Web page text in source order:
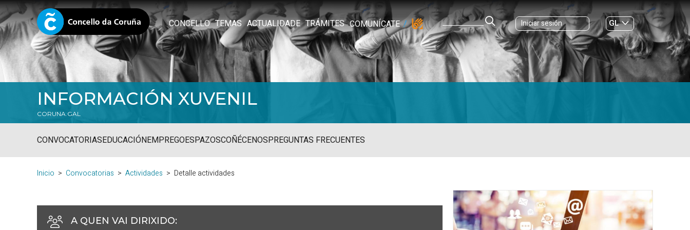
CONCELLO TEMAS ACTUALIDADE TRÁMITES COMUNÍCATE Iniciar sesión
GL
ES|
INFORMACIÓN XUVENIL
CORUNA.GAL
CONVOCATORIASEDUCACIÓNEMPREGOESPAZOSCOÑÉCENOSPREGUNTAS FRECUENTES
Inicio Convocatorias Actividades Detalle actividades
A QUEN VAI DIRIXIDO: